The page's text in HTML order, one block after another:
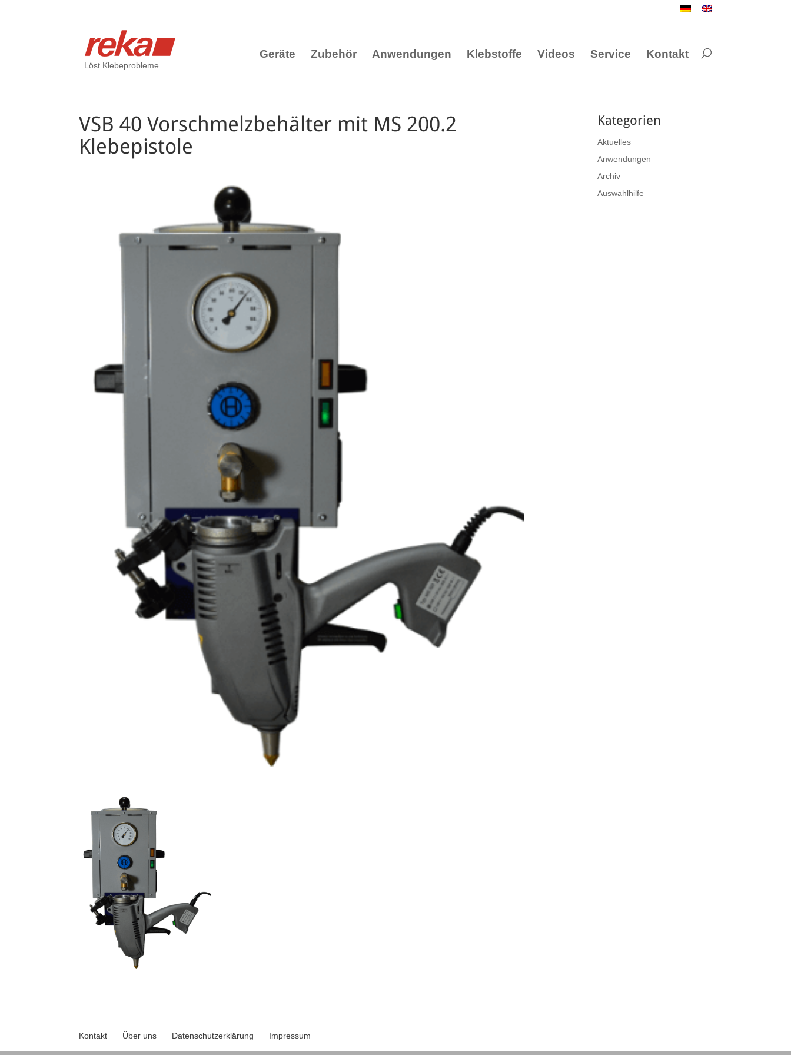
Löst Klebeprobleme
Geräte Zubehör Anwendungen Klebstoffe Videos Service Kontakt
VSB 40 Vorschmelzbehälter mit MS 200.2
Klebepistole
Kategorien
Aktuelles
Anwendungen
Archiv
Auswahlhilfe
Kontakt Über uns Datenschutzerklärung Impressum